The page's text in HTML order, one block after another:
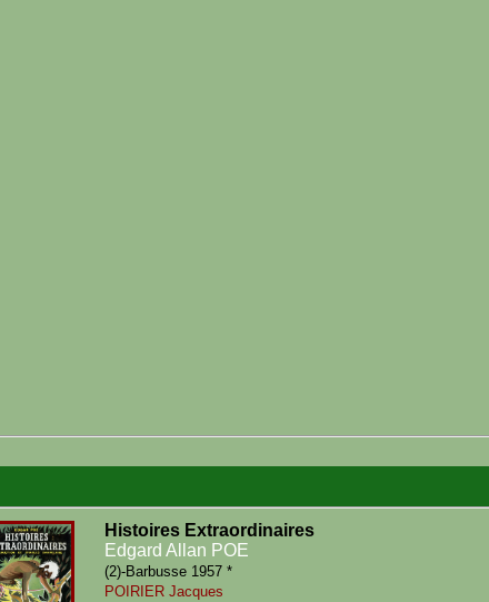
Histoires Extraordinaires
Edgard Allan POE
(2)-Barbusse 1957 *
POIRIER Jacques